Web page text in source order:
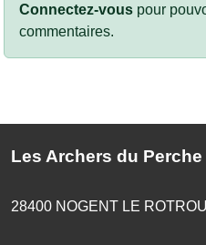
Connectez-vous pour
commentaires.
Les Archers du Perche
28400 NOGENT LE ROTROU